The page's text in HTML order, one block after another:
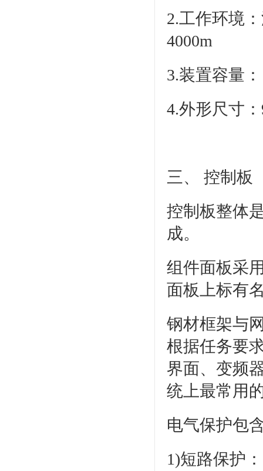
2.工作环境
4000m
3.装置容量
4.外形尺寸
三、 控制板
控制板整体
成。
组件面板采
面板上标有
钢材框架与
根据任务要
界面、变频
统上最常用
电气保护包
1)短路保护：